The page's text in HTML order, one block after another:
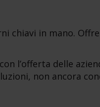
chiavi in ​​mano.
l’offerta delle
non ancora